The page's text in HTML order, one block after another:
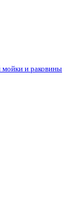
и раковины